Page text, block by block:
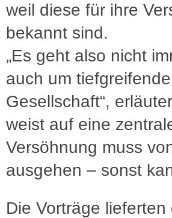
weil diese für ihre
bekannt sind.
„Es geht also nicht
auch um
Gesellschaft“,
weist auf eine
Versöhnung muss
ausgehen – sonst
Die Vorträge